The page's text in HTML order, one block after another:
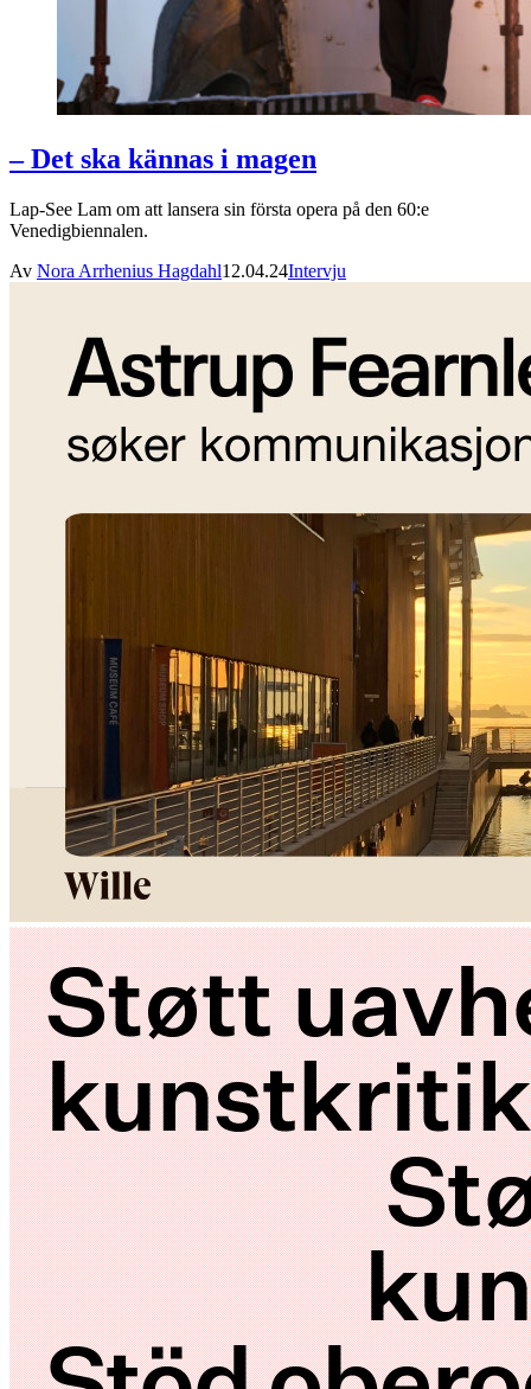
– Det ska kännas i magen
Lap-See Lam om att lansera sin första opera på den 60:e
Venedigbiennalen.
Av Nora Arrhenius Hagdahl12.04.24Intervju